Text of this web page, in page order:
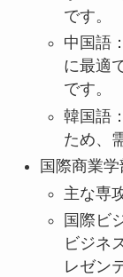
国際商業学
主な専
国際ビ
ビジネ
レゼン
貿易実
習得し
育てま